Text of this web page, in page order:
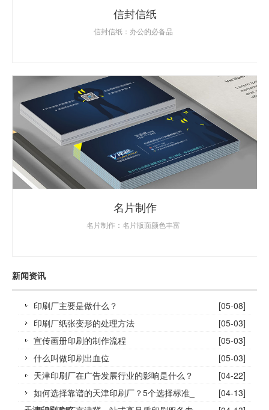
信封信纸
信封信纸：办公的必备品
名片制作
名片制作：名片版面颜色丰富
新闻资讯
印刷厂主要是做什么？
[05-08]
印刷厂纸张变形的处理方法
[05-03]
宣传画册印刷的制作流程
[05-03]
什么叫做印刷出血位
[05-03]
天津印刷厂在广告发展行业的影响是什么？
[04-22]
如何选择靠谱的天津印刷厂？5个选择标准_
[04-13]